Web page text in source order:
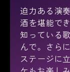
迫力ある演
酒を堪能で
知っている
んで。さら
ステージに